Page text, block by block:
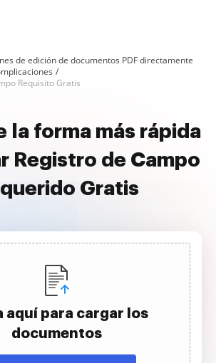
de edición de documentos PDF directamente
Requisito Gratis
la forma más rápida
Registro de Campo
Gratis
aquí para cargar los
documentos